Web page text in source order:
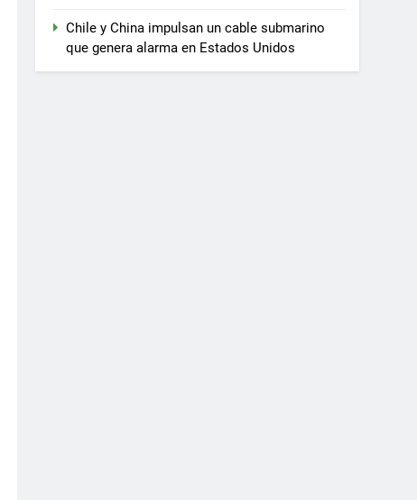
Chile y China impulsan un cable submarino
que genera alarma en Estados Unidos